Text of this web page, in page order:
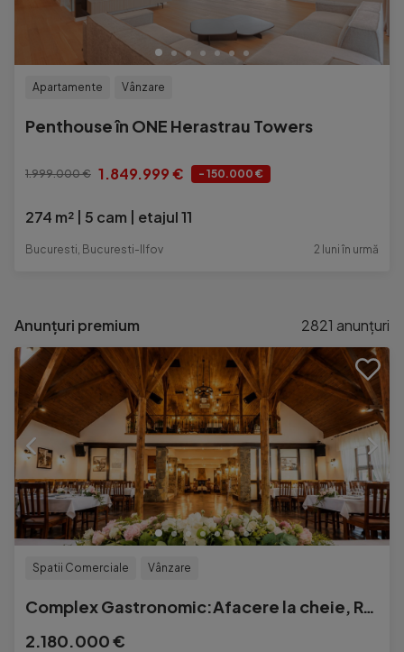
Apartamente Vânzare
Penthouse în ONE Herastrau Towers
1.999.000 € 1.849.999 € - 150.000 €
274 m² 5 cam etajul 11
Bucuresti, Bucuresti-Ilfov 2 luni în urmă
Anunțuri premium 2821 anunțuri
Spatii Comerciale Vânzare
Complex Gastronomic:Afacere la cheie, Restaurant traditional
2.180.000 €